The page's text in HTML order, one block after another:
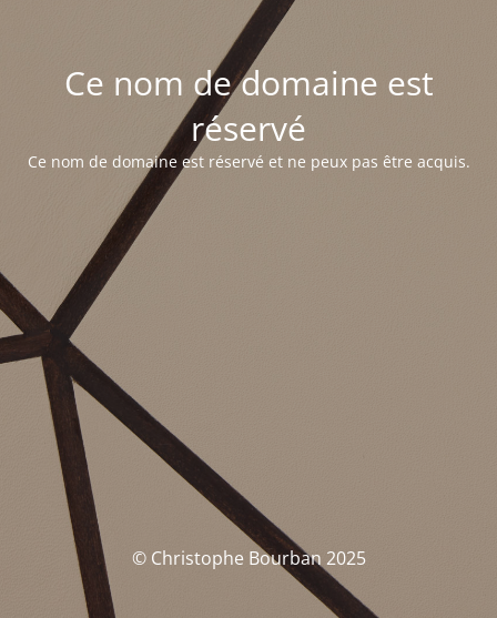
Ce nom de domaine est
réservé
Ce nom de domaine est réservé et ne peux pas être acquis.
© Christophe Bourban 2025